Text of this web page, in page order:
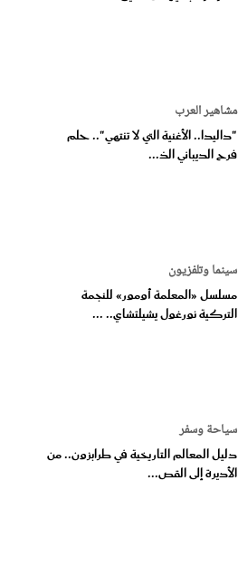
مشاهير العرب
"داليدا.. الأغنية التي لا تنتهي".. حلم
فرح الديباني الذ...
سينما وتلفزيون
مسلسل «المعلمة أومور» للنجمة
التركية نورغول يشيلتشاي.. ...
سياحة وسفر
دليل المعالم التاريخية في طرابزون.. من
الأديرة إلى القص...